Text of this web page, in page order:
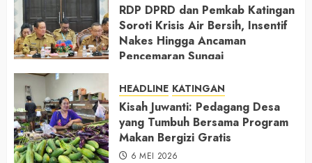
RDP DPRD dan Pemkab Katingan
Soroti Krisis Air Bersih, Insentif
Nakes Hingga Ancaman
Pencemaran Sungai
HEADLINE KATINGAN
Kisah Juwanti: Pedagang Desa
yang Tumbuh Bersama Program
Makan Bergizi Gratis
6 MEI 2026